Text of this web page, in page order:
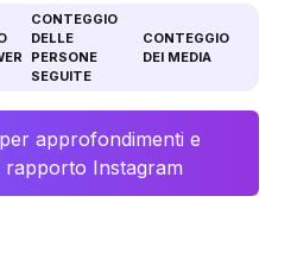
CONTEGGIO
DELLE
PERSONE
SEGUITE
CONTEGGIO
DEI MEDIA
approfondimenti e
rapporto Instagram